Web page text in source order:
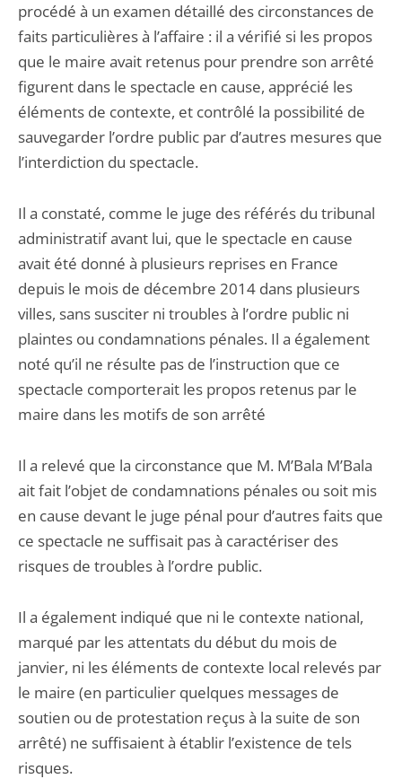
procédé à un examen détaillé des circonstances de
faits particulières à l’affaire : il a vérifié si les propos
que le maire avait retenus pour prendre son arrêté
figurent dans le spectacle en cause, apprécié les
éléments de contexte, et contrôlé la possibilité de
sauvegarder l’ordre public par d’autres mesures que
l’interdiction du spectacle.
Il a constaté, comme le juge des référés du tribunal
administratif avant lui, que le spectacle en cause
avait été donné à plusieurs reprises en France
depuis le mois de décembre 2014 dans plusieurs
villes, sans susciter ni troubles à l’ordre public ni
plaintes ou condamnations pénales. Il a également
noté qu’il ne résulte pas de l’instruction que ce
spectacle comporterait les propos retenus par le
maire dans les motifs de son arrêté
Il a relevé que la circonstance que M. M’Bala M’Bala
ait fait l’objet de condamnations pénales ou soit mis
en cause devant le juge pénal pour d’autres faits que
ce spectacle ne suffisait pas à caractériser des
risques de troubles à l’ordre public.
Il a également indiqué que ni le contexte national,
marqué par les attentats du début du mois de
janvier, ni les éléments de contexte local relevés par
le maire (en particulier quelques messages de
soutien ou de protestation reçus à la suite de son
arrêté) ne suffisaient à établir l’existence de tels
risques.